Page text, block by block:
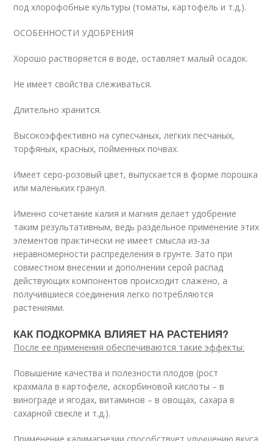
под хлорофобные культуры (томаты, картофель и т.д.).
ОСОБЕННОСТИ УДОБРЕНИЯ
Хорошо растворяется в воде, оставляет малый осадок.
Не имеет свойства слеживаться.
Длительно хранится.
Высокоэффективно на супесчаных, легких песчаных,
торфяных, красных, пойменных почвах.
Имеет серо-розовый цвет, выпускается в форме порошка
или маленьких гранул.
Именно сочетание калия и магния делает удобрение
таким результативным, ведь раздельное применение этих
элементов практически не имеет смысла из-за
неравномерности распределения в грунте. Зато при
совместном внесении и дополнении серой распад
действующих компонентов происходит слажено, а
получившиеся соединения легко потребляются
растениями.
КАК ПОДКОРМКА ВЛИЯЕТ НА РАСТЕНИЯ?
После ее применения обеспечиваются такие эффекты:
Повышение качества и полезности плодов (рост
крахмала в картофеле, аскорбиновой кислоты – в
винограде и ягодах, витаминов – в овощах, сахара в
сахарной свекле и т.д.).
Применение калимагнезии способствует улучшению вкуса